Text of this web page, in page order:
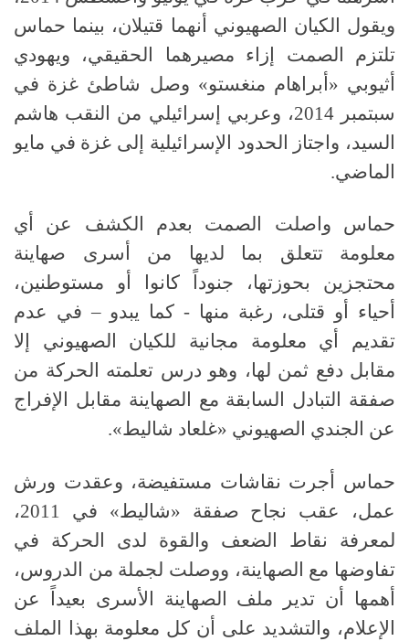
ويقول الكيان الصهيوني أنهما قتيلان، بينما حماس
تلتزم الصمت إزاء مصيرهما الحقيقي، ويهودي
أثيوبي « أبراهام منغستو» وصل شاطئ غزة في
سبتمبر 2014
، وعربي إسرائيلي من النقب هاشم
السيد، واجتاز الحدود الإسرائيلية إلى غزة في مايو
الماضي.
حماس واصلت الصمت بعدم الكشف عن أي
معلومة تتعلق بما لديها من أسرى صهاينة
محتجزين بحوزتها، جنوداً كانوا أو مستوطنين،
أحياء أو قتلى، رغبة منها - كما يبدو– في عدم
تقديم أي معلومة مجانية للكيان الصهيوني إلا
مقابل دفع ثمن لها، وهو درس تعلمته الحركة من
صفقة التبادل السابقة مع الصهاينة مقابل الإفراج
عن الجندي الصهيوني «غلعاد شاليط».
حماس أجرت نقاشات مستفيضة، وعقدت ورش
عمل، عقب نجاح صفقة «شاليط» في
،
لمعرفة نقاط الضعف والقوة لدى الحركة في
تفاوضها مع الصهاينة، ووصلت لجملة من الدروس،
أهمها أن تدير ملف الصهاينة الأسرى بعيداً عن
الإعلام، والتشديد على أن كل معلومة بهذا الملف